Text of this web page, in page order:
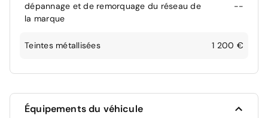
dépannage et de remorquage du réseau de
la marque
--
Teintes métallisées 1 200 €
Équipements du véhicule